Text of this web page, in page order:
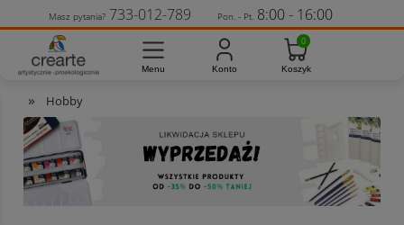
» Hobby
Masz pytania? 733-012-789 Pon. - Pt. 8:00 - 16:00